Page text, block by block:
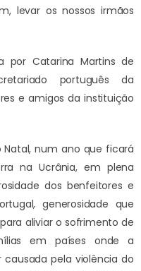
levar os nossos irmãos
por Catarina Martins de
português da
e amigos da instituição
num ano que ficará
na Ucrânia, em plena
dos benfeitores e
generosidade que
aliviar o sofrimento de
em países onde a
pela violência do